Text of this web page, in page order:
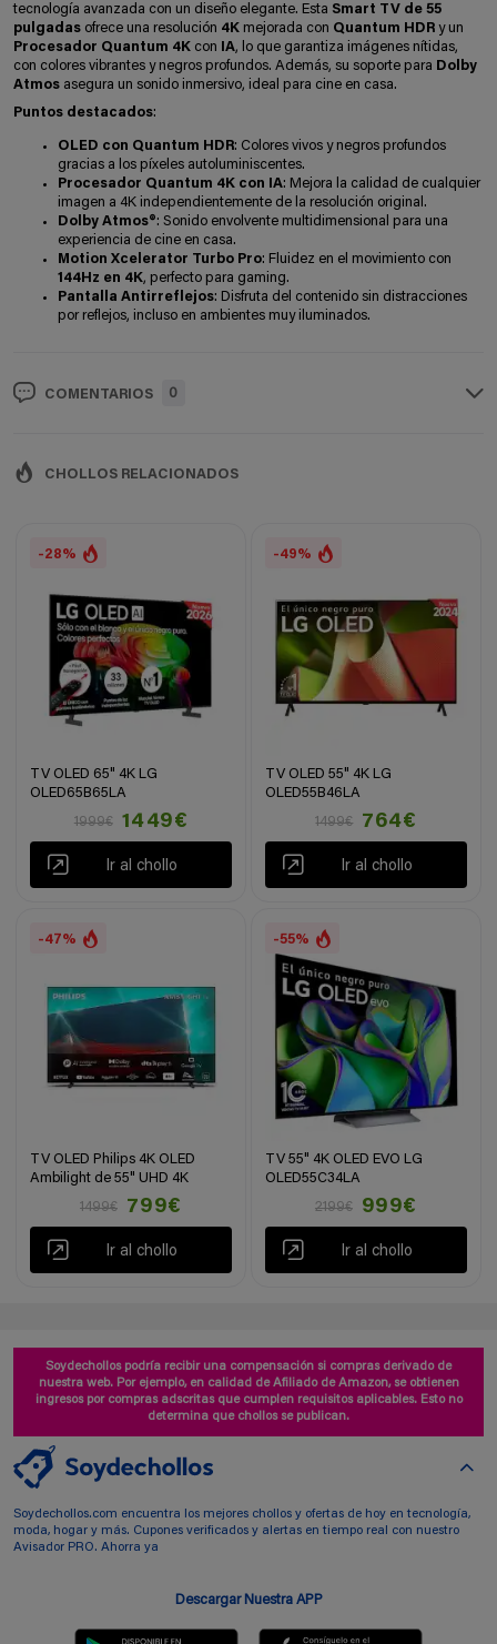
tecnología avanzada con un diseño elegante. Esta Smart TV de 55
pulgadas ofrece una resolución 4K mejorada con Quantum HDR y un
Procesador Quantum 4K con IA, lo que garantiza imágenes nítidas,
con colores vibrantes y negros profundos. Además, su soporte para Dolby
Atmos asegura un sonido inmersivo, ideal para cine en casa.
Puntos destacados:
OLED con Quantum HDR: Colores vivos y negros profundos
gracias a los píxeles autoluminiscentes.
Procesador Quantum 4K con IA: Mejora la calidad de cualquier
imagen a 4K independientemente de la resolución original.
Dolby Atmos®: Sonido envolvente multidimensional para una
experiencia de cine en casa.
Motion Xcelerator Turbo Pro: Fluidez en el movimiento con
144Hz en 4K, perfecto para gaming.
Pantalla Antirreflejos: Disfruta del contenido sin distracciones
por reflejos, incluso en ambientes muy iluminados.
COMENTARIOS 0
CHOLLOS RELACIONADOS
-28%
TV OLED 65" 4K LG
OLED65B65LA
1999€
1449€
Ir al chollo
-49%
TV OLED 55" 4K LG
OLED55B46LA
1499€
764€
Ir al chollo
-47%
TV OLED Philips 4K OLED
Ambilight de 55" UHD 4K
1499€
799€
Ir al chollo
-55%
TV 55" 4K OLED EVO LG
OLED55C34LA
2199€
999€
Ir al chollo
Soydechollos podría recibir una compensación si compras derivado de
nuestra web. Por ejemplo, en calidad de Afiliado de Amazon, se obtienen
ingresos por compras adscritas que cumplen requisitos aplicables. Esto no
determina que chollos se publican.
Soydechollos.com encuentra los mejores chollos y ofertas de hoy en tecnología,
moda, hogar y más. Cupones verificados y alertas en tiempo real con nuestro
Avisador PRO. Ahorra ya
Descargar Nuestra APP